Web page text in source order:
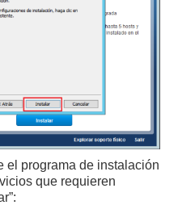
el programa de instalación
que requieren